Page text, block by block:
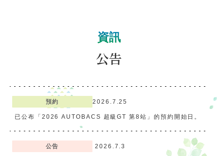
等待時間指南
活動
營業時間
資訊
公告
預約 2026.7.25
已公布「2026 AUTOBACS 超級GT 第8站」的預約開始日
公告 2026.7.3